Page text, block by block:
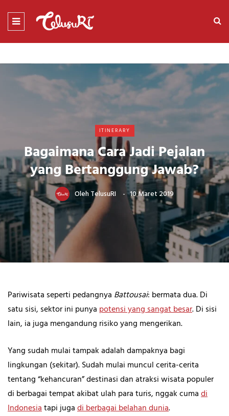
ITINERARY
Bagaimana Cara Jadi Pejalan
yang Bertanggung Jawab?
OlehTelusuRI 10 Maret 2019
Pariwisata seperti pedangnya Battousai: bermata dua. Di
satu sisi, sektor ini punya potensi yang sangat besar. Di sisi
lain, ia juga mengandung risiko yang mengerikan.
Yang sudah mulai tampak adalah dampaknya bagi
lingkungan (sekitar). Sudah mulai muncul cerita-cerita
tentang “kehancuran” destinasi dan atraksi wisata populer
di berbagai tempat akibat ulah para turis, nggak cumadi
Indonesiatapi jugadi berbagai belahan dunia.